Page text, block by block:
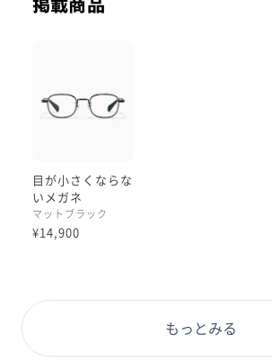
掲載商品
目が小さくならな
いメガネ
マットブラック
¥14,900
もっとみる